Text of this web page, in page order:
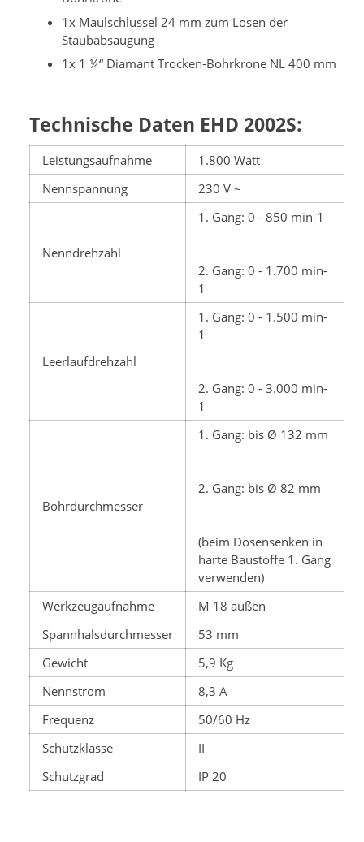
1x Maulschlüssel 24 mm zum Lösen der
Staubabsaugung
1x 1 ¼“ Diamant Trocken-Bohrkrone NL 400 mm
Technische Daten EHD 2002S:
Leistungsaufnahme
1.800 Watt
Nennspannung
230 V ~
Nenndrehzahl
1. Gang: 0 - 850 min-1
2. Gang: 0 - 1.700 min-
1
Leerlaufdrehzahl
1. Gang: 0 - 1.500 min-
1
2. Gang: 0 - 3.000 min-
1
Bohrdurchmesser
1. Gang: bis Ø 132 mm
2. Gang: bis Ø 82 mm
(beim Dosensenken in
harte Baustoffe 1. Gang
verwenden)
Werkzeugaufnahme
M 18 außen
Spannhalsdurchmesser
53 mm
Gewicht
5,9 Kg
Nennstrom
8,3 A
Frequenz
50/60 Hz
Schutzklasse
II
Schutzgrad
IP 20